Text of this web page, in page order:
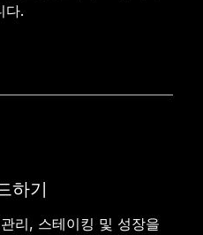
다.
하기
리, 스테이킹 및 성장을